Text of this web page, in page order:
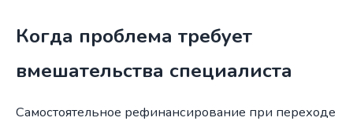
Когда проблема требует
вмешательства специалиста
Самостоятельное рефинансирование при переходе